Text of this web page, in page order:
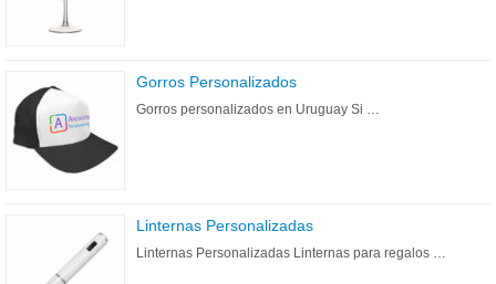
Gorros Personalizados
Gorros personalizados en Uruguay Si …
Linternas Personalizadas
Linternas Personalizadas Linternas para regalos …